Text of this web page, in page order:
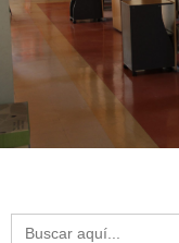
Buscar: